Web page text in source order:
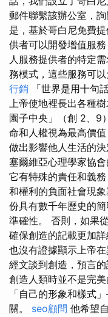
郵件聯繫該辦公室，
是，基於哥白尼免費
供者可以開發增值服
人服務提供者的特定
務模式，這些服務可
行銷 「世界是用十句
上帝使地裡長出各種
園子中央」（創 2、9
命和人權視為最高價
做出影響他人生活的
塞爾維亞心理學家協
它有特殊的責任和義
和權利的負面社會現
份具有數千年歷史的
準確性。 否則，如果
確保創造的記載更加
也沒有證據顯示上帝在
經文談到創造，預言
創造人類時並不是完
「自己的形象和樣式
關。 seo顧問 他希望